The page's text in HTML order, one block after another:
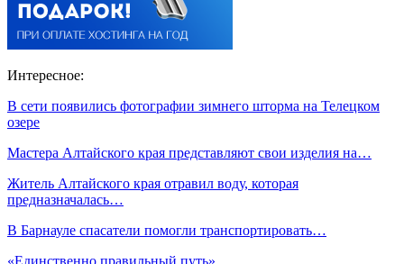
Интересное:
В сети появились фотографии зимнего шторма на Телецком
озере
Мастера Алтайского края представляют свои изделия на…
Житель Алтайского края отравил воду, которая
предназначалась…
В Барнауле спасатели помогли транспортировать…
«Единственно правильный путь»